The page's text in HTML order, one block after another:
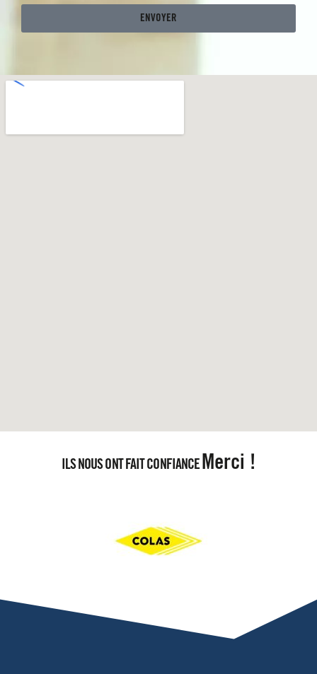
ENVOYER
ILS NOUS ONT FAIT CONFIANCE Merci !